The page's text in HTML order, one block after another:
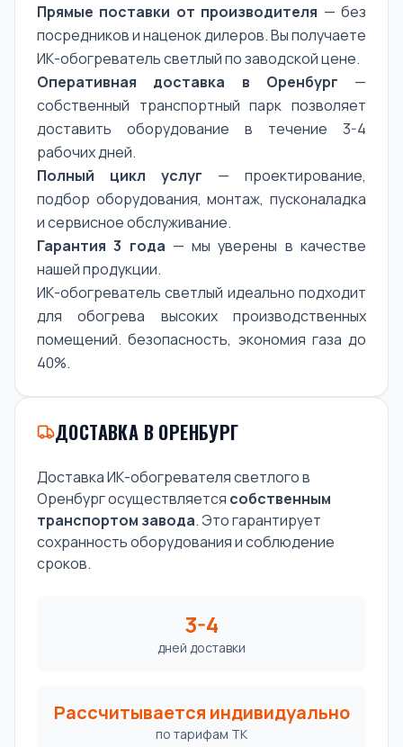
Прямые поставки от производителя — без
посредников и наценок дилеров. Вы получаете
ИК-обогреватель светлый по заводской цене.
Оперативная доставка в Оренбург —
собственный транспортный парк позволяет
доставить оборудование в течение 3-4
рабочих дней.
Полный цикл услуг — проектирование,
подбор оборудования, монтаж, пусконаладка
и сервисное обслуживание.
Гарантия 3 года — мы уверены в качестве
нашей продукции.
ИК-обогреватель светлый идеально подходит
для обогрева высоких производственных
помещений. безопасность, экономия газа до
40%.
ДОСТАВКА В ОРЕНБУРГ
Доставка ИК-обогревателя светлого в
Оренбург осуществляется собственным
транспортом завода. Это гарантирует
сохранность оборудования и соблюдение
сроков.
3-4
дней доставки
Рассчитывается индивидуально
по тарифам ТК